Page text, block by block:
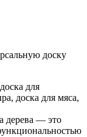
доску
для
доска для мяса,
дерева — это